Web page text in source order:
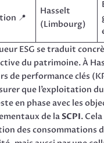
📍
Hasselt
(Limbourg)
ESG se traduit
du patrimoine. À
de performance clés
que l’exploitation
en phase avec les
de laSCPI.
des consommations